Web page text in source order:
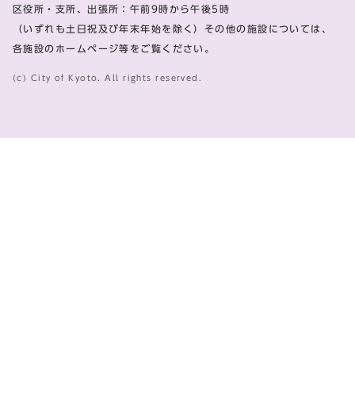
区役所・支所、出張所：午前9時から午後5時
（いずれも土日祝及び年末年始を除く）その他の施設については、
各施設のホームページ等をご覧ください。
(c) City of Kyoto. All rights reserved.